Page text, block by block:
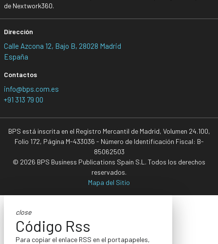
de Nextwork360.
Dirección
Calle Azcona 12, Bajo B, 28028 Madrid
España
Contactos
info@bps.com.es
+91 313 79 00
BPS está inscrita en el Registro Mercantil de Madrid, Volumen 24.100,
Folio 172, Página M-433036 - Número de Identificación Fiscal: B-
85062503
© 2026 BPS Business Publications Spain S.L. Todos los derechos
reservados.
Mapa del Sitio
close
Código Rss
Para copiar el enlace RSS en el portapapeles,